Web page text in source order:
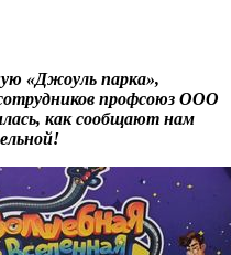
«Джоуль парка»,
профсоюз ООО
как сообщают нам